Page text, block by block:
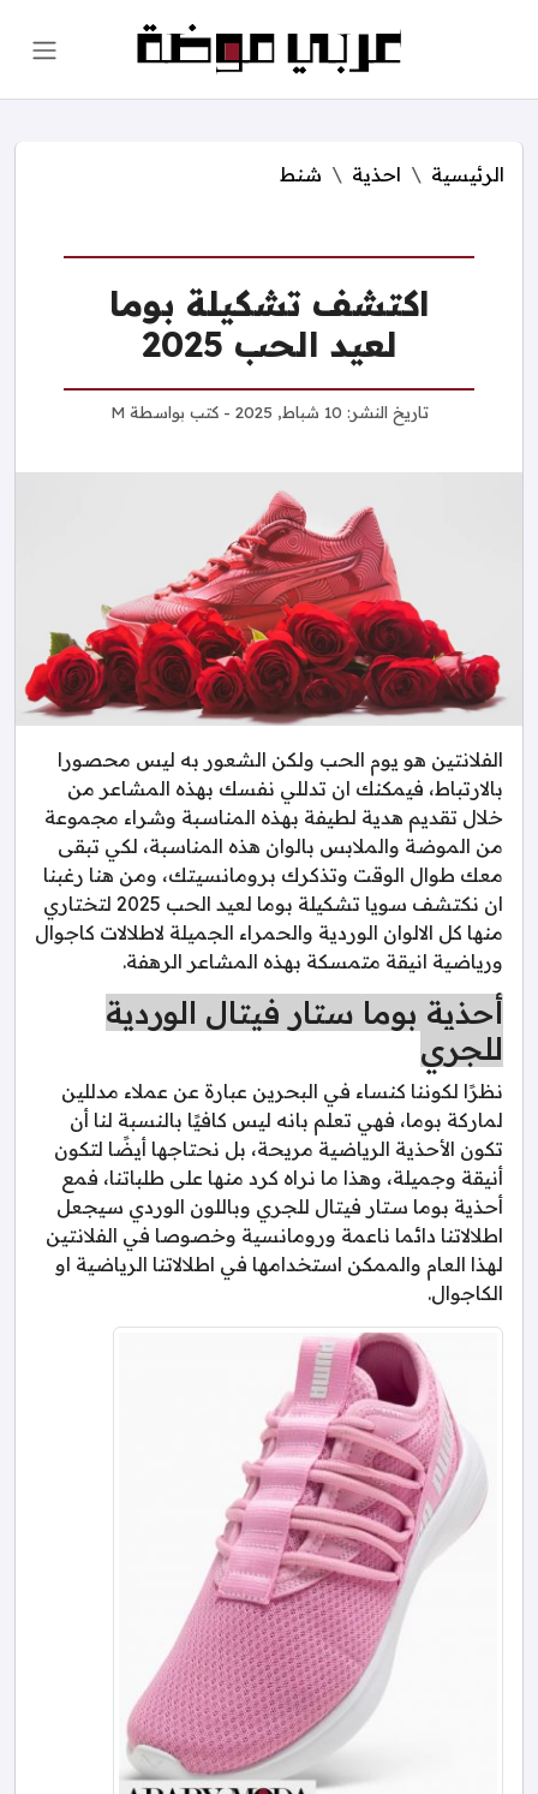
الرئيسية احذية شنط
اكتشف تشكيلة بوما
لعيد الحب 2025
تاريخ النشر: 10 شباط, 2025 - كتب بواسطة M
الفلانتين هو يوم الحب ولكن الشعور به ليس محصورا
بالارتباط، فيمكنك ان تدللي نفسك بهذه المشاعر من
خلال تقديم هدية لطيفة بهذه المناسبة وشراء مجموعة
من الموضة والملابس بالوان هذه المناسبة، لكي تبقى
معك طوال الوقت وتذكرك برومانسيتك، ومن هنا رغبنا
ان نكتشف سويا تشكيلة بوما لعيد الحب 2025 لتختاري
منها كل الالوان الوردية والحمراء الجميلة لاطلالات كاجوال
ورياضية انيقة متمسكة بهذه المشاعر الرهفة.
أحذية بوما ستار فيتال الوردية
للجري
نظرًا لكوننا كنساء في البحرين عبارة عن عملاء مدللين
لماركة بوما، فهي تعلم بانه ليس كافيًا بالنسبة لنا أن
تكون الأحذية الرياضية مريحة، بل نحتاجها أيضًا لتكون
أنيقة وجميلة، وهذا ما نراه كرد منها على طلباتنا، فمع
أحذية بوما ستار فيتال للجري وباللون الوردي سيجعل
اطلالاتنا دائما ناعمة ورومانسية وخصوصا في الفلانتين
لهذا العام والممكن استخدامها في اطلالاتنا الرياضية او
الكاجوال.